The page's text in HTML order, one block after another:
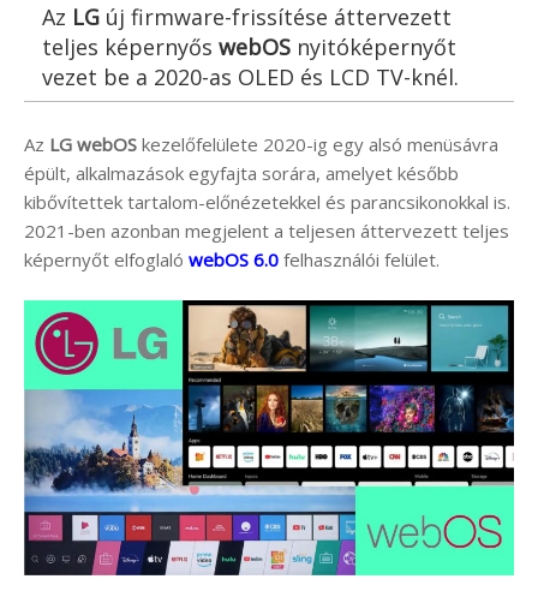
Az LG új firmware-frissítése áttervezett
teljes képernyős webOS nyitóképernyőt
vezet be a 2020-as OLED és LCD TV-knél.
Az LG webOS kezelőfelülete 2020-ig egy alsó menüsávra
épült, alkalmazások egyfajta sorára, amelyet később
kibővítettek tartalom-előnézetekkel és parancsikonokkal is.
2021-ben azonban megjelent a teljesen áttervezett teljes
képernyőt elfoglaló webOS 6.0 felhasználói felület.